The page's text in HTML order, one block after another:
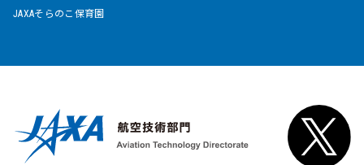
JAXAそらのこ保育園